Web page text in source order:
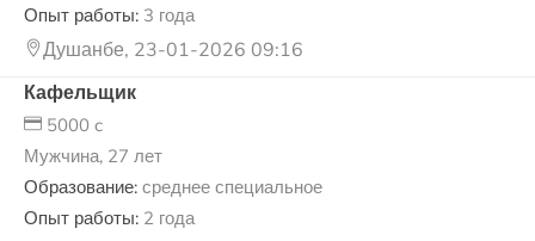
Опыт работы: 3 года
Душанбе, 23-01-2026 09:16
Кафельщик
5000 c
Мужчина, 27 лет
Образование: среднее специальное
Опыт работы: 2 года